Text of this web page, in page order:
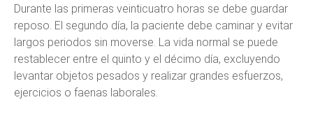
Durante las primeras veinticuatro horas se debe guardar
reposo. El segundo día, la paciente debe caminar y evitar
largos periodos sin moverse. La vida normal se puede
restablecer entre el quinto y el décimo día, excluyendo
levantar objetos pesados y realizar grandes esfuerzos,
ejercicios o faenas laborales.